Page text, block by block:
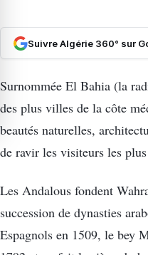
Suivre Algérie 360° sur
Surnommée El Bahia (la
des plus villes de la côte
beautés naturelles,
de ravir les visiteurs les
Les Andalous fondent
succession de dynasties
Espagnols en 1509, le bey